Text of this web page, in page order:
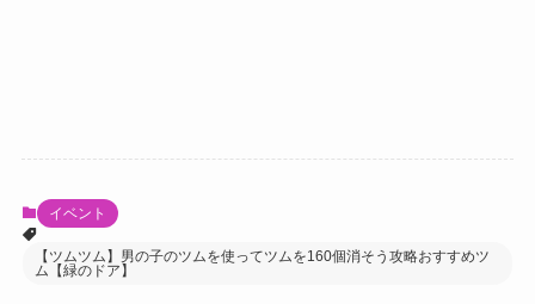
イベント
【ツムツム】男の子のツムを使ってツムを160個消そう攻略おすすめツ
ム【緑のドア】